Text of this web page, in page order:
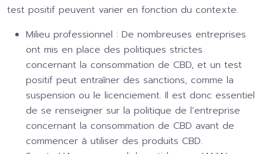
test positif peuvent varier en fonction du contexte.
Milieu professionnel : De nombreuses entreprises
ont mis en place des politiques strictes
concernant la consommation de CBD, et un test
positif peut entraîner des sanctions, comme la
suspension ou le licenciement. Il est donc essentiel
de se renseigner sur la politique de l’entreprise
concernant la consommation de CBD avant de
commencer à utiliser des produits CBD.